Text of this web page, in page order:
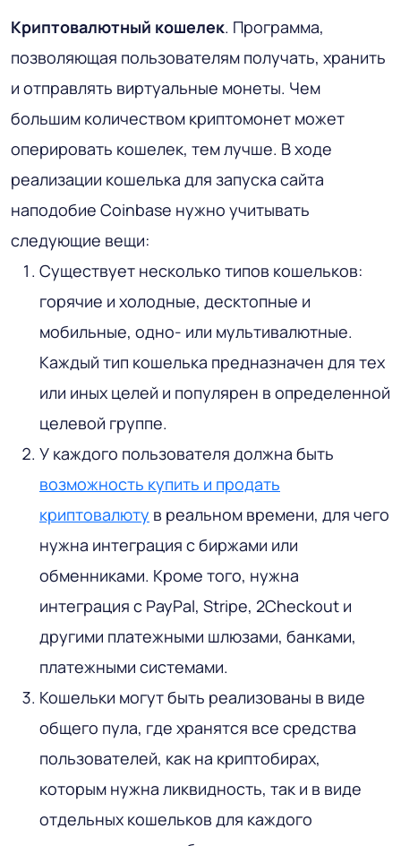
Криптовалютный кошелек. Программа,
позволяющая пользователям получать, хранить
и отправлять виртуальные монеты. Чем
большим количеством криптомонет может
оперировать кошелек, тем лучше. В ходе
реализации кошелька для запуска сайта
наподобие Coinbase нужно учитывать
следующие вещи:
Существует несколько типов кошельков:
горячие и холодные, десктопные и
мобильные, одно- или мультивалютные.
Каждый тип кошелька предназначен для тех
или иных целей и популярен в определенной
целевой группе.
У каждого пользователя должна быть
возможность купить и продать
криптовалюту в реальном времени, для чего
нужна интеграция с биржами или
обменниками. Кроме того, нужна
интеграция с PayPal, Stripe, 2Checkout и
другими платежными шлюзами, банками,
платежными системами.
Кошельки могут быть реализованы в виде
общего пула, где хранятся все средства
пользователей, как на криптобирах,
которым нужна ликвидность, так и в виде
отдельных кошельков для каждого